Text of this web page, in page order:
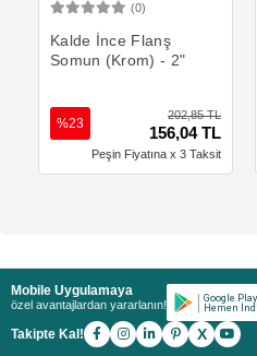
(0)
Kalde İnce Flanş
Somun (Krom) - 2"
202,85 TL
156,04 TL
%23
Peşin Fiyatına x 3 Taksit
Mobile Uygulamaya
özel avantajlardan yararlanın!
Takipte Kal! X